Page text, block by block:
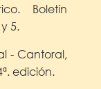
Boletín
5.
- Cantoral,
edición.